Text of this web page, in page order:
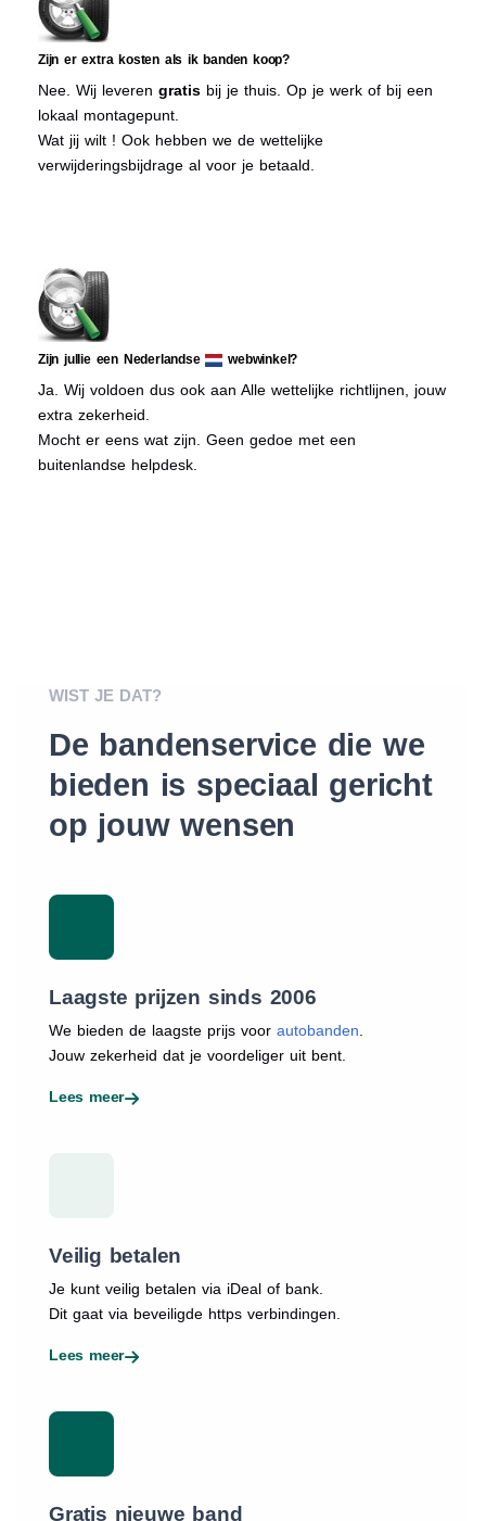
Zijn er extra kosten als ik banden koop?
Nee. Wij leveren gratis bij je thuis. Op je werk of bij een
lokaal montagepunt.
Wat jij wilt ! Ook hebben we de wettelijke
verwijderingsbijdrage al voor je betaald.
Zijn jullie een Nederlandse webwinkel?
Ja. Wij voldoen dus ook aan Alle wettelijke richtlijnen, jouw
extra zekerheid.
Mocht er eens wat zijn. Geen gedoe met een
buitenlandse helpdesk.
WIST JE DAT?
De bandenservice die we
bieden is speciaal gericht
op jouw wensen
Laagste prijzen sinds 2006
We bieden de laagste prijs voor autobanden
Jouw zekerheid dat je voordeliger uit bent.
Lees meer
Veilig betalen
Je kunt veilig betalen via iDeal of bank.
Dit gaat via beveiligde https verbindingen.
Lees meer
Gratis nieuwe band